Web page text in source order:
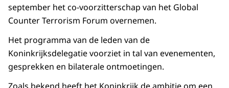
september het co-voorzitterschap van het Global
Counter Terrorism Forum overnemen.
Het programma van de leden van de
Koninkrijksdelegatie voorziet in tal van evenementen,
gesprekken en bilaterale ontmoetingen.